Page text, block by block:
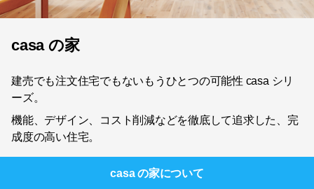
casa の家
建売でも注文住宅でもないもうひとつの可能性 casa シリ
ーズ。
機能、デザイン、コスト削減などを徹底して追求した、完
成度の高い住宅。
casa の家について